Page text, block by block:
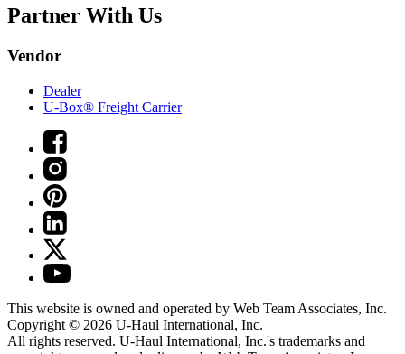
Partner With Us
Vendor
Dealer
U-Box® Freight Carrier
This website is owned and operated by Web Team Associates, Inc.
Copyright © 2026 U-Haul International, Inc.
All rights reserved. U-Haul International, Inc.'s trademarks and